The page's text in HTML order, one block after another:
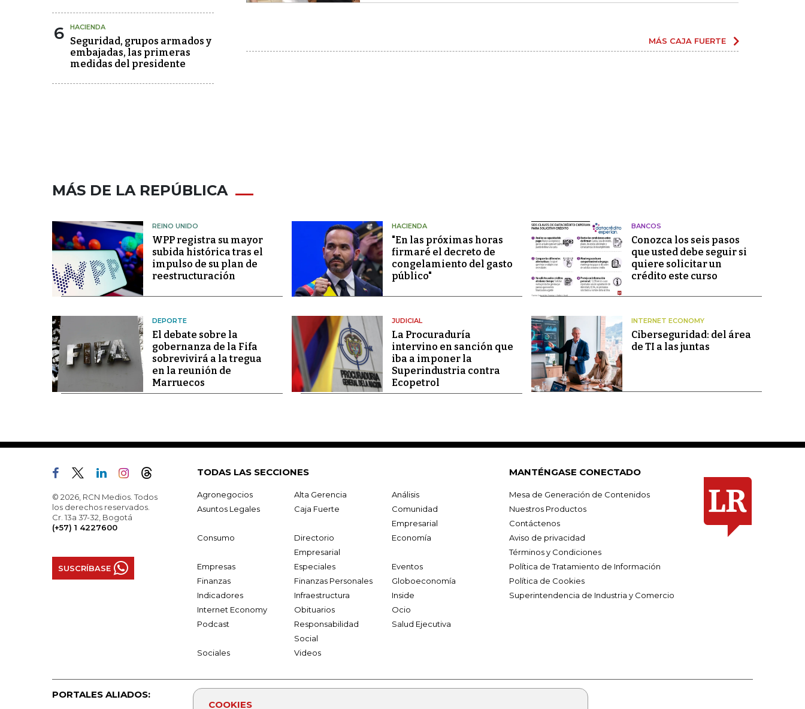
COOKIES
6 HACIENDA
Seguridad, grupos armados y
embajadas, las primeras
medidas del presidente
MÁS CAJA FUERTE
MÁS DE LA REPÚBLICA
REINO UNIDO
WPP registra su mayor
subida histórica tras el
impulso de su plan de
reestructuración
HACIENDA
"En las próximas horas
firmaré el decreto de
congelamiento del gasto
público"
BANCOS
Conozca los seis pasos
que usted debe seguir si
quiere solicitar un
crédito este curso
DEPORTE
El debate sobre la
gobernanza de la Fifa
sobrevivirá a la tregua
en la reunión de
Marruecos
JUDICIAL
La Procuraduría
intervino en sanción que
iba a imponer la
Superindustria contra
Ecopetrol
INTERNET ECONOMY
Ciberseguridad: del área
de TI a las juntas
© 2026, RCN Medios. Todos
los derechos reservados.
Cr. 13a 37-32, Bogotá
(+57) 1 4227600
SUSCRÍBASE
TODAS LAS SECCIONES
Agronegocios Alta Gerencia
Análisis
Asuntos Legales
Caja Fuerte
Comunidad
Empresarial
Consumo
Directorio
Empresarial
Economía
Empresas Especiales
Eventos
Finanzas
Finanzas Personales
Globoeconomía
Indicadores
Infraestructura
Inside
Internet Economy
Obituarios
Ocio
Podcast
Responsabilidad
Social
Salud Ejecutiva
Sociales Videos
MANTÉNGASE CONECTADO
Mesa de Generación de Contenidos
Nuestros Productos
Contáctenos
Aviso de privacidad
Términos y Condiciones
Política de Tratamiento de Información
Política de Cookies
Superintendencia de Industria y Comercio
PORTALES ALIADOS: